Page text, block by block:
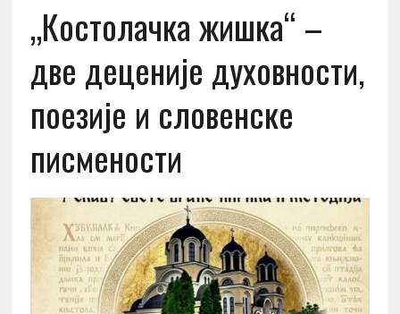
„Костолачка жишка“ –
две деценије духовности,
поезије и словенске
писмености